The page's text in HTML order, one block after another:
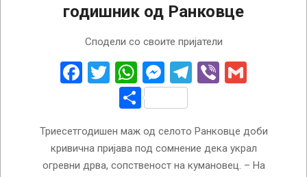
годишник од Ранковце
Сподели со своите пријатели
Facebook
Twitter
WhatsApp
Messenger
Telegram
Viber
Share
Триесетгодишен маж од селото Ранковце доби
кривична пријава под сомнение дека украл
огревни дрва, сопственост на кумановец. – На